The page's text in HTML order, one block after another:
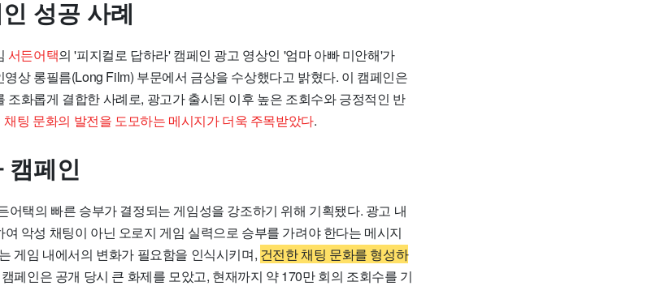
성공 사례
서든어택의 '피지컬로 답하라' 캠페인 광고 영상인 '엄마 아빠 미안해'가
상 롱필름(Long Film) 부문에서 금상을 수상했다고 밝혔다. 이 캠페인은
조화롭게 결합한 사례로, 광고가 출시된 이후 높은 조회수와 긍정적인 반
채팅 문화의 발전을 도모하는 메시지가 더욱 주목받았다.
캠페인
어택의 빠른 승부가 결정되는 게임성을 강조하기 위해 기획됐다. 광고 내
악성 채팅이 아닌 오로지 게임 실력으로 승부를 가려야 한다는 메시지
게임 내에서의 변화가 필요함을 인식시키며, 건전한 채팅 문화를 형성하
페인은 공개 당시 큰 화제를 모았고, 현재까지 약 170만 회의 조회수를 기